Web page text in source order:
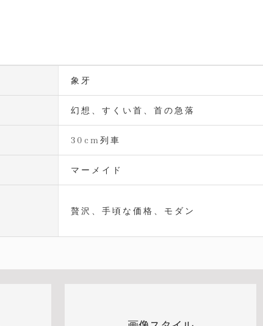
象牙
幻想、すくい首、首の急落
30cm列車
マーメイド
贅沢、手頃な価格、モダン